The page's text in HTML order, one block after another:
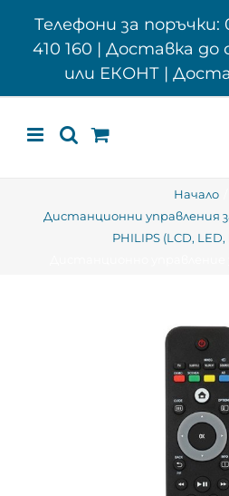
Телефони за поръчки:
410 160 | Доставка до
или ЕКОНТ |
Начало
Дистанционни управления
PHILIPS (LCD, LED,